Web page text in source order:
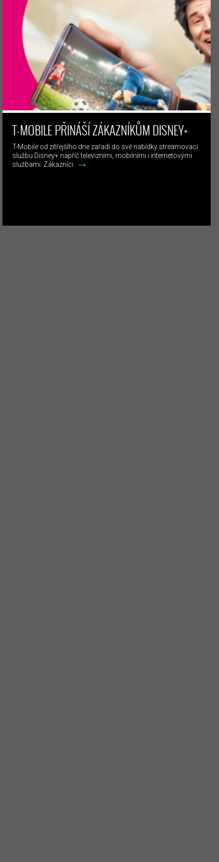
T-MOBILE PŘINÁŠÍ ZÁKAZNÍKŮM DISNEY+
T-Mobile od zítřejšího dne zařadí do své nabídky streamovací
službu Disney+ napříč televizními, mobilními i internetovými
službami. Zákazníci →